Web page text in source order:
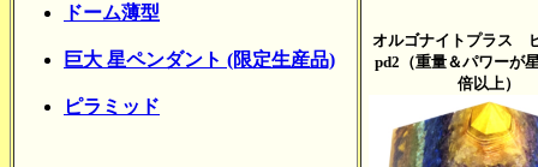
ドーム薄型
巨大 星ペンダント (限定生産品)
ピラミッド
オルゴナイトプラス
pd2（重量＆パワーが
倍以上）